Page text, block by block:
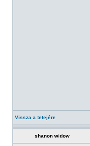
Vissza a tetejére
shanon widow